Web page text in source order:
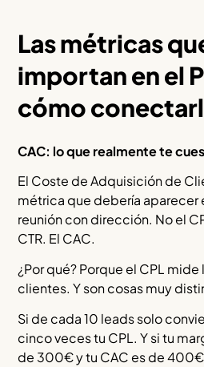
Las métricas
importan en el
cómo
CAC: lo que realmente te
El Coste de Adquisición de
métrica que debería aparecer
reunión con dirección. No el
CTR. El CAC.
¿Por qué? Porque el CPL
clientes. Y son cosas muy
Si de cada 10 leads solo
cinco veces tu CPL. Y si tu
de 300€ y tu CAC es de